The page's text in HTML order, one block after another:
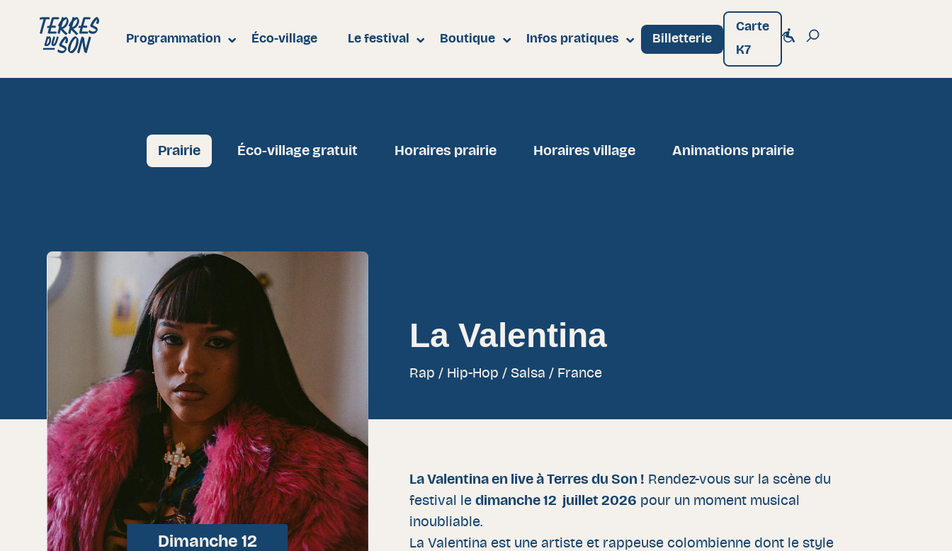
Festival Terres du Son
Programmation Éco-village Le festival Boutique Infos pratiques Billetterie
Carte
K7
Prairie Éco-village gratuit Horaires prairie Horaires village Animations prairie
Dimanche 12
La Valentina
Rap / Hip-Hop / Salsa / France
La Valentina en live à Terres du Son ! Rendez-vous sur la scène du
festival le dimanche 12 juillet 2026 pour un moment musical
inoubliable.
La Valentina est une artiste et rappeuse colombienne dont le style